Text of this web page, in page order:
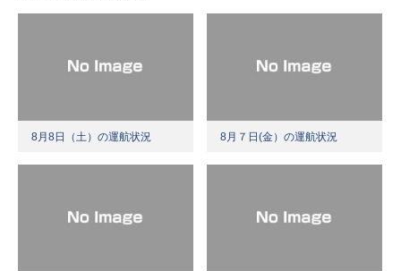
8月8日（土）の運航状況 8月７日(金）の運航状況